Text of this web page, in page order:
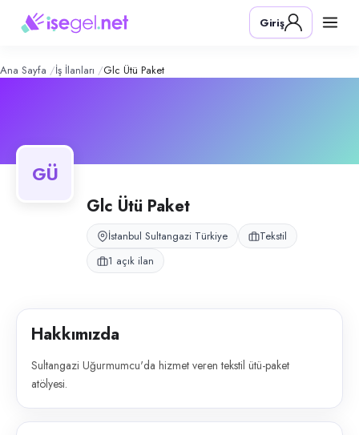
Ütü Paket – Şirket Profili
Konum:
Sultangazi Uğurmumcu'da hizmet veren tekstil ütü-paket atölyesi.
Giriş
Ana Sayfa İş İlanları Glc Ütü Paket
GÜ
Glc Ütü Paket
İstanbul Sultangazi Türkiye
Tekstil
1 açık ilan
Hakkımızda
Sultangazi Uğurmumcu'da hizmet veren tekstil ütü-paket
atölyesi.